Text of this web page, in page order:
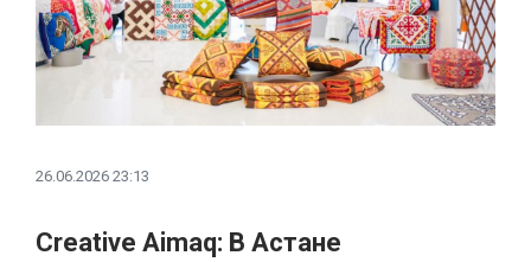
26.06.2026 23:13
Creative Aimaq: В Астане